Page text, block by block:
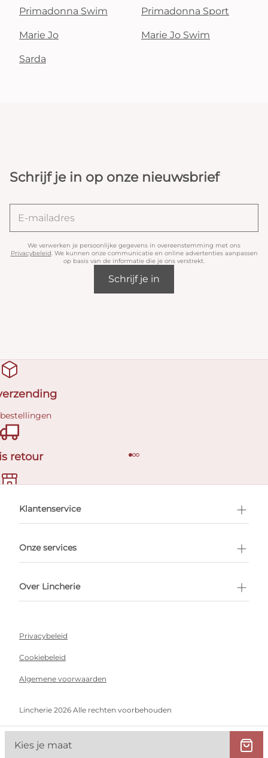
Kies je maat
Primadonna Swim Primadonna Sport
Marie Jo Marie Jo Swim
Sarda
Schrijf je in op onze nieuwsbrief
We verwerken je persoonlijke gegevens in overeenstemming met ons
Privacybeleid. We kunnen onze communicatie en online advertenties aanpassen
op basis van de informatie die je ons verstrekt.
Schrijf je in
retour
afspraak
Klantenservice
Onze services
Over Lincherie
Privacybeleid
Cookiebeleid
Algemene voorwaarden
Lincherie 2026 Alle rechten voorbehouden